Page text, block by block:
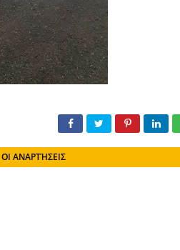
ΑΝΑΡΤΉΣΕΙΣ